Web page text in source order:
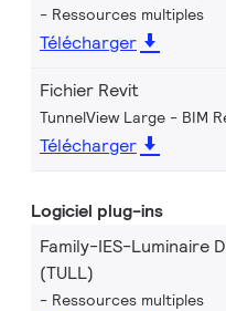
Ressources multiples
Télécharger
Fichier Revit
TunnelView Large - BIM
Télécharger
Logiciel plug-ins
Family-IES-Luminaire
(TULL)
Ressources multiples